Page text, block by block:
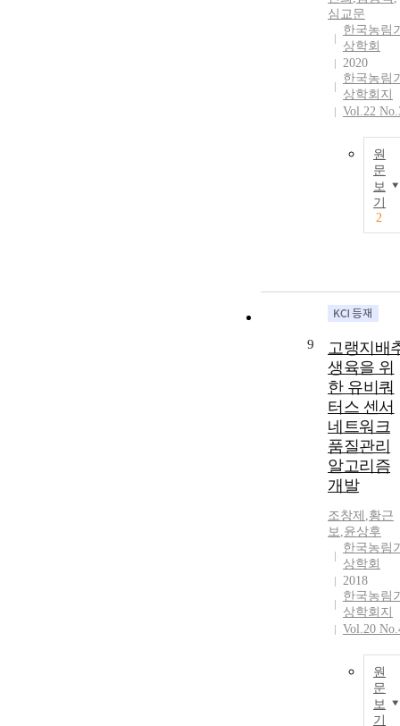
심교문
한국농림
상학회
2020
한국농림
상학회지
Vol.22
원
문
보
기
2
9
고랭지배
생육을 위
한 유비쿼
터스 센서
네트워크
품질관리
알고리즘
개발
조창제 ,황근
보,윤상후
한국농림
상학회
2018
한국농림
상학회지
Vol.20
원
문
보
기